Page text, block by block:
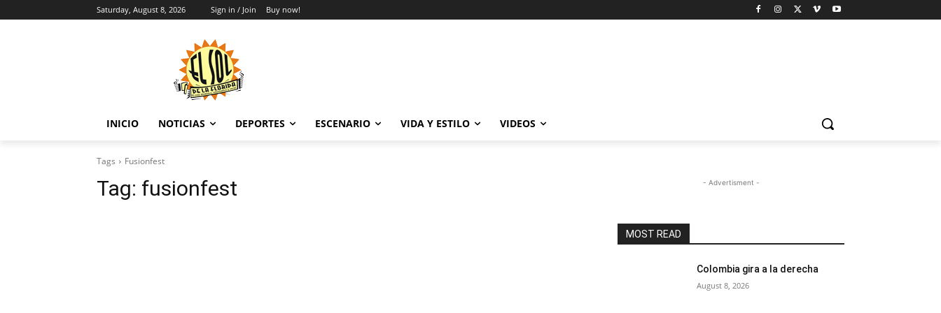
Saturday, August 8, 2026 Sign in / Join Buy now!
INICIO NOTICIAS DEPORTES ESCENARIO VIDA Y ESTILO VIDEOS
Tags Fusionfest
Tag: fusionfest - Advertisment -
MOST READ
Colombia gira a la derecha
August 8, 2026